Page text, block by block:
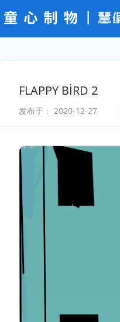
FLAPPY BİRD 2
发布于： 2020-12-27